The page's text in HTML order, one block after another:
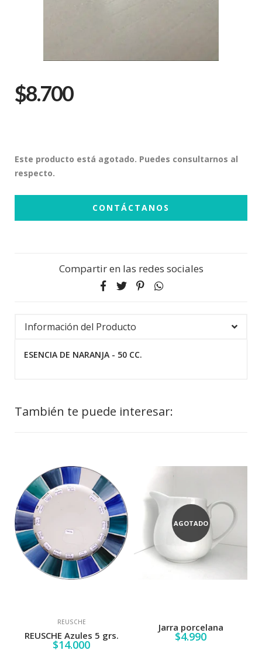
$8.700
Este producto está agotado. Puedes consultarnos al
respecto.
CONTÁCTANOS
Compartir en las redes sociales
Información del Producto
ESENCIA DE NARANJA - 50 CC.
También te puede interesar:
REUSCHE
REUSCHE Azules 5 grs.
$14.000
AGOTADO
Jarra porcelana
$4.990